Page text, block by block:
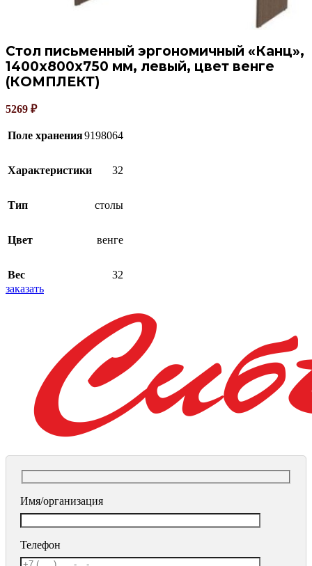
Стол письменный эргономичный «Канц»,
1400х800х750 мм, левый, цвет венге
(КОМПЛЕКТ)
5269 ₽
Поле хранения9198064
Характеристики 32
Тип столы
Цвет венге
Вес
32
заказать
Имя/организация
Телефон